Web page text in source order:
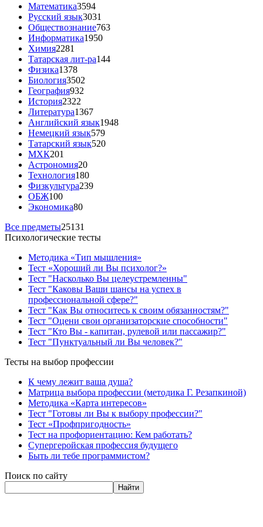
Математика3594
Русский язык3031
Обществознание763
Информатика1950
Химия2281
Татарская лит-ра144
Физика1378
Биология3502
География932
История2322
Литература1367
Английский язык1948
Немецкий язык579
Татарский язык520
МХК201
Астрономия20
Технология180
Физкультура239
ОБЖ100
Экономика80
Все предметы25131
Психологические тесты
Методика «Тип мышления»
Тест «Хороший ли Вы психолог?»
Тест "Насколько Вы целеустремленны"
Тест "Каковы Ваши шансы на успех в
профессиональной сфере?"
Тест "Как Вы относитесь к своим обязанностям?"
Тест "Оцени свои организаторские способности"
Тест "Кто Вы - капитан, рулевой или пассажир?"
Тест "Пунктуальный ли Вы человек?"
Тесты на выбор профессии
К чему лежит ваша душа?
Матрица выбора профессии (методика Г. Резапкиной)
Методика «Карта интересов»
Тест "Готовы ли Вы к выбору профессии?"
Тест «Профпригодность»
Тест на профориентацию: Кем работать?
Супергеройская профессия будущего
Быть ли тебе программистом?
Поиск по сайту
Найти